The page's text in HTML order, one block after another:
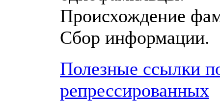
Происхождение
Сбор информации.
Полезные ссылки
репрессированных